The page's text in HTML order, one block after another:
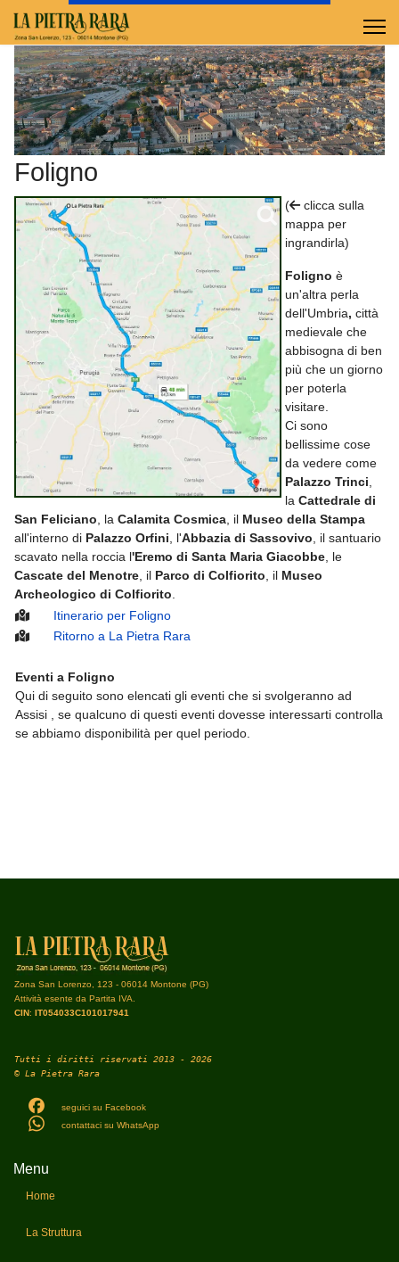
Foligno
(
clicca sulla
mappa per
ingrandirla)
Foligno è
un'altra perla
dell'Umbria, città
medievale che
abbisogna di ben
più che un giorno
per poterla
visitare.
Ci sono
bellissime cose
da vedere come
Palazzo Trinci
la Cattedrale di
San Feliciano , la Calamita Cosmica , il Museo della Stampa
all'interno di Palazzo Orfini , l'Abbazia di Sassovivo , il santuario
scavato nella roccia l'Eremo di Santa Maria Giacobbe , le
Cascate del Menotre , il Parco di Colfiorito , il Museo
Archeologico di Colfiorito
Itinerario per Foligno
Ritorno a La Pietra Rara
Eventi a Foligno
Qui di seguito sono elencati gli eventi che si svolgeranno ad
Assisi , se qualcuno di questi eventi dovesse interessarti controlla
se abbiamo disponibilità per quel periodo.
Zona San Lorenzo, 123 - 06014 Montone (PG)
Attività esente da Partita IVA.
CIN: IT054033C101017941
Tutti i diritti riservati 2013 - 2026
© La Pietra Rara
seguici su Facebook
contattaci su WhatsApp
Menu
Home
La Struttura